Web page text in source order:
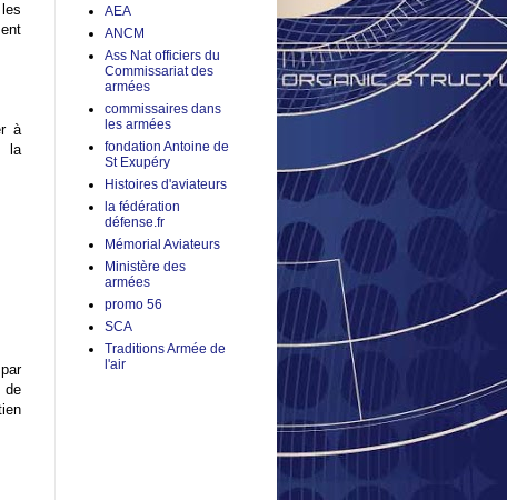
à
la
de
AEA
ANCM
Ass Nat officiers du
Commissariat des
armées
commissaires dans
les armées
fondation Antoine de
St Exupéry
Histoires d'aviateurs
la fédération
défense.fr
Mémorial Aviateurs
Ministère des
armées
promo 56
SCA
Traditions Armée de
l'air